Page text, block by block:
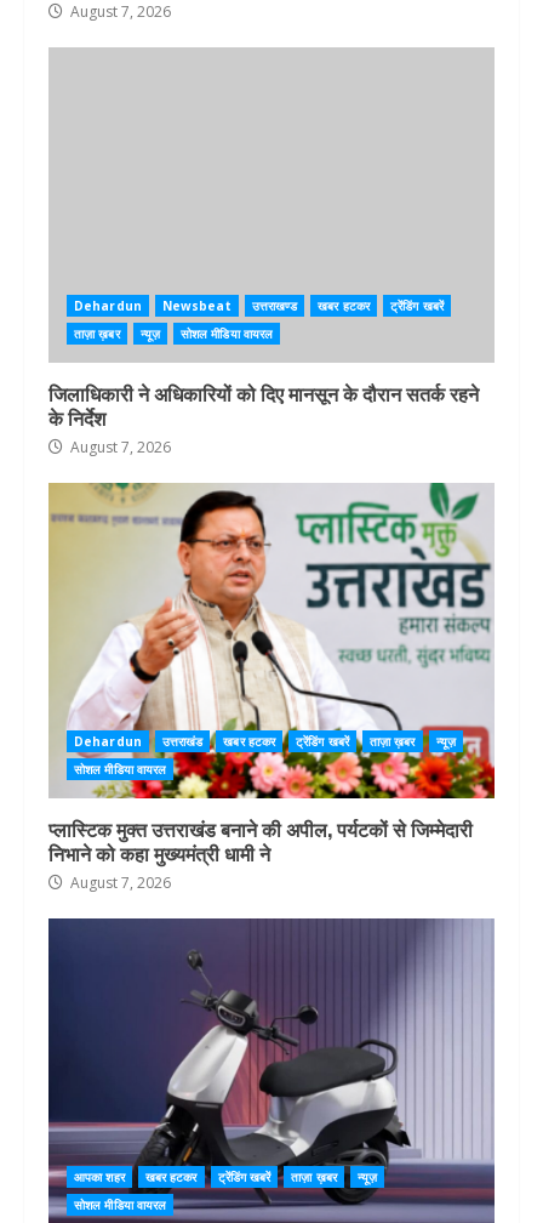
August 7, 2026
Dehardun Newsbeat उत्तराखण्ड खबर हटकर
ट्रेंडिंग खबरें
ताज़ा ख़बर
न्यूज़ सोशल मीडिया वायरल
जिलाधिकारी ने अधिकारियों को दिए मानसून के दौरान सतर्क रहने
के निर्देश
August 7, 2026
Dehardun उत्तराखंड खबर हटकर ट्रेंडिंग खबरें ताज़ा ख़बर
न्यूज़
सोशल मीडिया वायरल
प्लास्टिक मुक्त उत्तराखंड बनाने की अपील, पर्यटकों से जिम्मेदारी
निभाने को कहा मुख्यमंत्री धामी ने
August 7, 2026
आपका शहर खबर हटकर ट्रेंडिंग खबरें ताज़ा ख़बर
न्यूज़
सोशल मीडिया वायरल